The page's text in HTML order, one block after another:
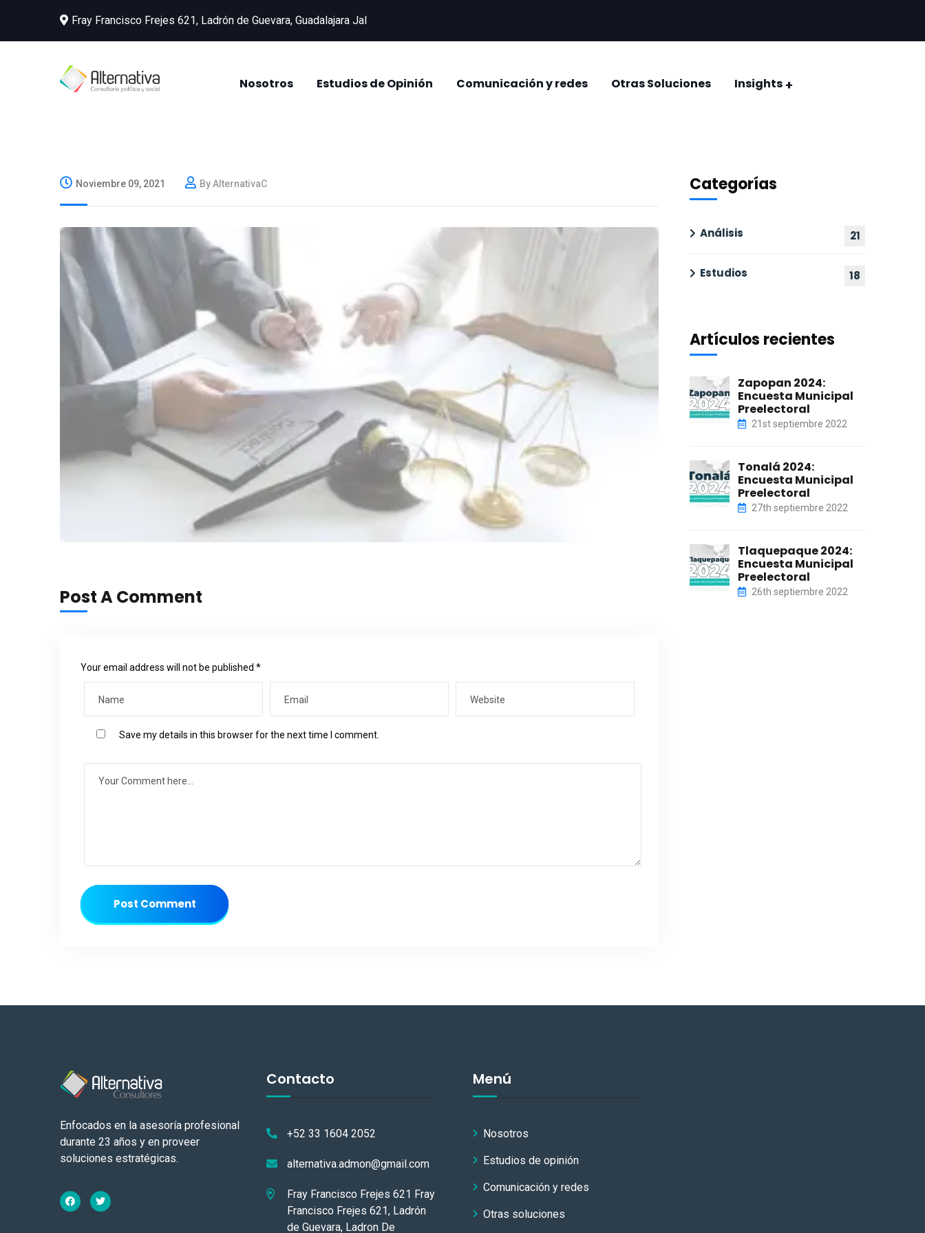
Fray Francisco Frejes 621, Ladrón de Guevara, Guadalajara Jal
Nosotros Estudios de Opinión Comunicación y redes Otras Soluciones Insights
Noviembre 09, 2021 By AlternativaC
Post A Comment
Your email address will not be published *
Save my details in this browser for the next time I comment.
Post Comment
Categorías
Análisis 21
Estudios 18
Artículos recientes
Zapopan 2024:
Encuesta Municipal
Preelectoral
21st septiembre 2022
Tonalá 2024:
Encuesta Municipal
Preelectoral
27th septiembre 2022
Tlaquepaque 2024:
Encuesta Municipal
Preelectoral
26th septiembre 2022
Enfocados en la asesoría profesional
durante 23 años y en proveer
soluciones estratégicas.
Contacto
+52 33 1604 2052
alternativa.admon@gmail.com
Fray Francisco Frejes 621 Fray
Francisco Frejes 621, Ladrón
de Guevara, Ladron De
Menú
Nosotros
Estudios de opinión
Comunicación y redes
Otras soluciones